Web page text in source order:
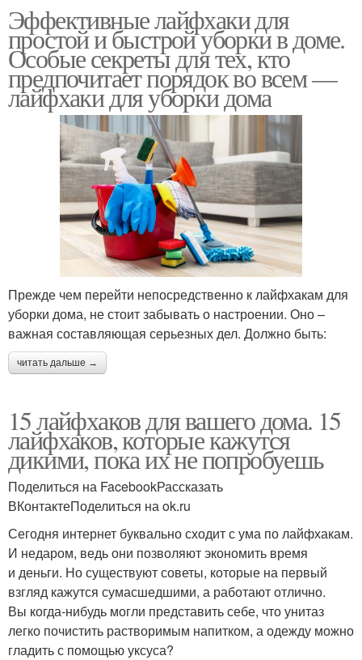
Эффективные лайфхаки для
простой и быстрой уборки в доме.
Особые секреты для тех, кто
предпочитает порядок во всем —
лайфхаки для уборки дома
Прежде чем перейти непосредственно к лайфхакам для
уборки дома, не стоит забывать о настроении. Оно –
важная составляющая серьезных дел. Должно быть:
читать дальше →
15 лайфхаков для вашего дома. 15
лайфхаков, которые кажутся
дикими, пока их не попробуешь
Поделиться на FacebookРассказать
ВКонтактеПоделиться на ok.ru
Сегодня интернет буквально сходит с ума по лайфхакам.
И недаром, ведь они позволяют экономить время
и деньги. Но существуют советы, которые на первый
взгляд кажутся сумасшедшими, а работают отлично.
Вы когда-нибудь могли представить себе, что унитаз
легко почистить растворимым напитком, а одежду можно
гладить с помощью уксуса?